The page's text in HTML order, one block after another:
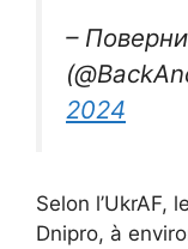
–
2024
Selon l’UkrAF,
Dnipro, à